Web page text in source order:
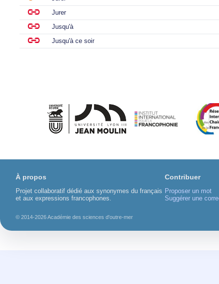
Jurer
Jusqu'à
Jusqu'à ce soir
À propos
Projet collaboratif dédié aux synonymes du français
et aux expressions francophones.
Contribuer
Proposer un mot
Suggérer une
© 2014-2026 Académie des sciences d'outre-mer